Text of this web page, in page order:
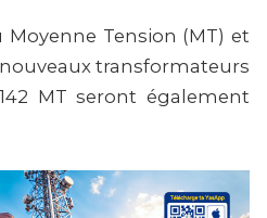
Tension (MT) et
transformateurs
MT seront également